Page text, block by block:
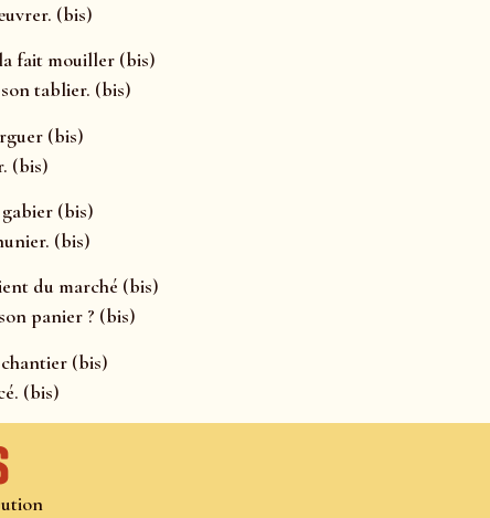
(bis)
fait mouiller (bis)
tablier. (bis)
(bis)
(bis)
(bis)
(bis)
du marché (bis)
panier ? (bis)
(bis)
(bis)